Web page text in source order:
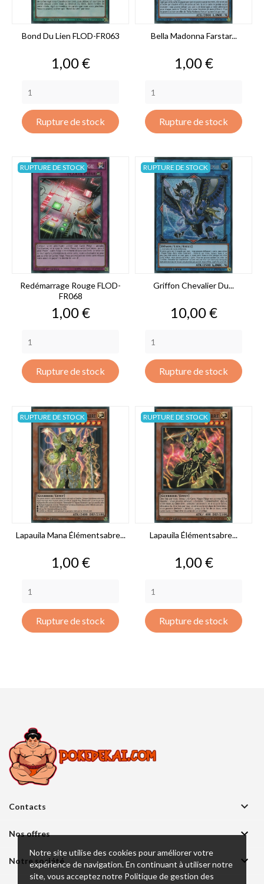
Notre site utilise des cookies pour améliorer votre
expérience de navigation. En continuant à utiliser notre
site, vous acceptez notre Politique de gestion des
Bond Du Lien FLOD-FR063
Prix
1,00 €
Rupture de stock
Bella Madonna Farstar...
Prix
1,00 €
Rupture de stock
Redémarrage Rouge FLOD-
FR068
Prix
1,00 €
Rupture de stock
RUPTURE DE STOCK
Griffon Chevalier Du...
Prix
10,00 €
Rupture de stock
RUPTURE DE STOCK
Lapauila Mana Élémentsabre...
Prix
1,00 €
Rupture de stock
RUPTURE DE STOCK
Lapauila Élémentsabre...
Prix
1,00 €
Rupture de stock
RUPTURE DE STOCK
Contacts 
Nos offres 
Notre société 